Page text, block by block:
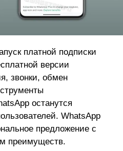
платной подписки
версии
звонки, обмен
останутся
WhatsApp
предложение с
преимуществ.